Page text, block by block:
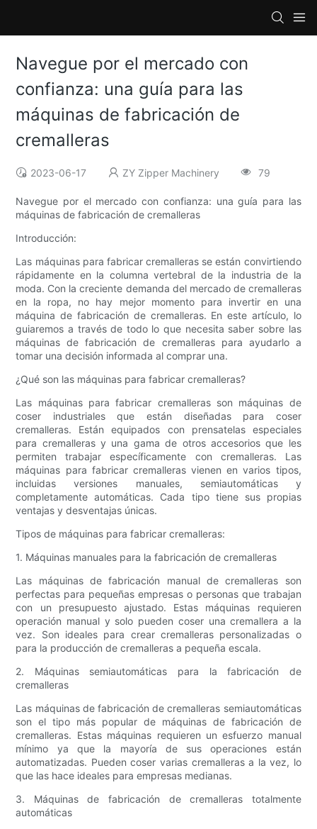
Navegue por el mercado con
confianza: una guía para las
máquinas de fabricación de
cremalleras
2023-06-17 ZY Zipper Machinery 79
Navegue por el mercado con confianza: una guía para las
máquinas de fabricación de cremalleras
Introducción:
Las máquinas para fabricar cremalleras se están convirtiendo
rápidamente en la columna vertebral de la industria de la
moda. Con la creciente demanda del mercado de cremalleras
en la ropa, no hay mejor momento para invertir en una
máquina de fabricación de cremalleras. En este artículo, lo
guiaremos a través de todo lo que necesita saber sobre las
máquinas de fabricación de cremalleras para ayudarlo a
tomar una decisión informada al comprar una.
¿Qué son las máquinas para fabricar cremalleras?
Las máquinas para fabricar cremalleras son máquinas de
coser industriales que están diseñadas para coser
cremalleras. Están equipados con prensatelas especiales
para cremalleras y una gama de otros accesorios que les
permiten trabajar específicamente con cremalleras. Las
máquinas para fabricar cremalleras vienen en varios tipos,
incluidas versiones manuales, semiautomáticas y
completamente automáticas. Cada tipo tiene sus propias
ventajas y desventajas únicas.
Tipos de máquinas para fabricar cremalleras:
1. Máquinas manuales para la fabricación de cremalleras
Las máquinas de fabricación manual de cremalleras son
perfectas para pequeñas empresas o personas que trabajan
con un presupuesto ajustado. Estas máquinas requieren
operación manual y solo pueden coser una cremallera a la
vez. Son ideales para crear cremalleras personalizadas o
para la producción de cremalleras a pequeña escala.
2. Máquinas semiautomáticas para la fabricación de
cremalleras
Las máquinas de fabricación de cremalleras semiautomáticas
son el tipo más popular de máquinas de fabricación de
cremalleras. Estas máquinas requieren un esfuerzo manual
mínimo ya que la mayoría de sus operaciones están
automatizadas. Pueden coser varias cremalleras a la vez, lo
que las hace ideales para empresas medianas.
3. Máquinas de fabricación de cremalleras totalmente
automáticas